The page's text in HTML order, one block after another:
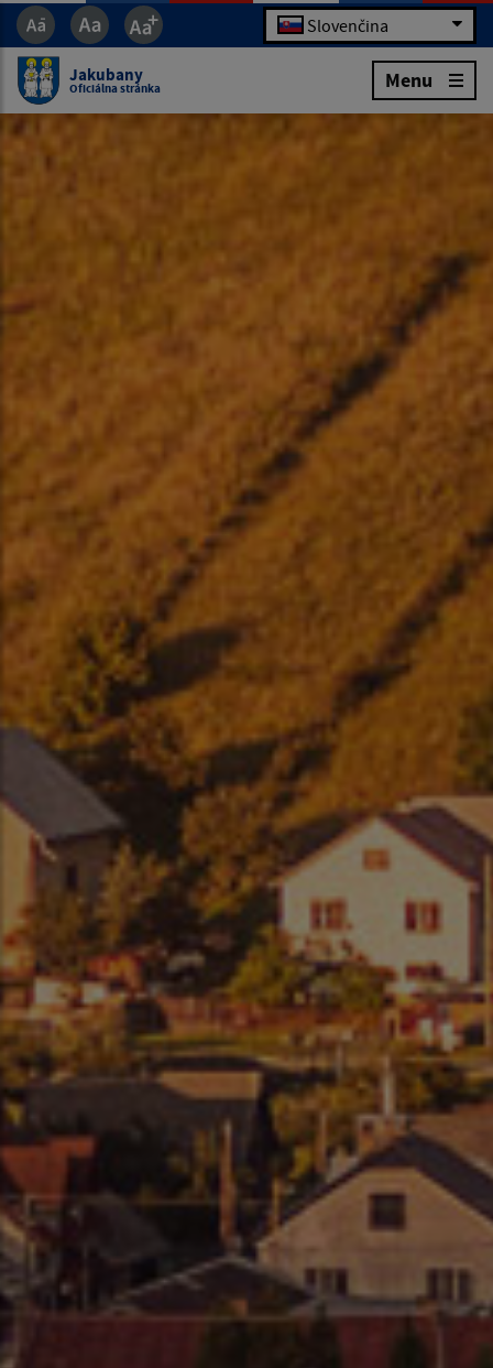
Slovenčina
Jakubany
Oficiálna stránka Menu